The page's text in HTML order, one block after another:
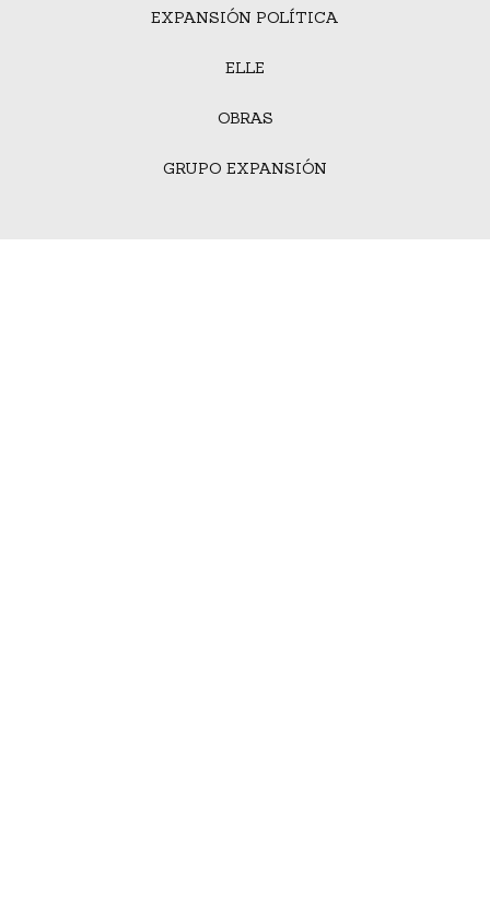
EXPANSIÓN POLÍTICA
ELLE
OBRAS
GRUPO EXPANSIÓN